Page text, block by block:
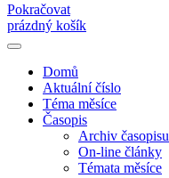
Pokračovat
prázdný košík
Domů
Aktuální číslo
Téma měsíce
Časopis
Archiv časopisu
On-line články
Témata měsíce